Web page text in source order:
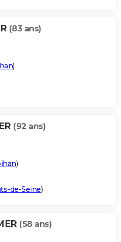
(83 ans)
)
(92 ans)
)
de-Seine)
(58 ans)